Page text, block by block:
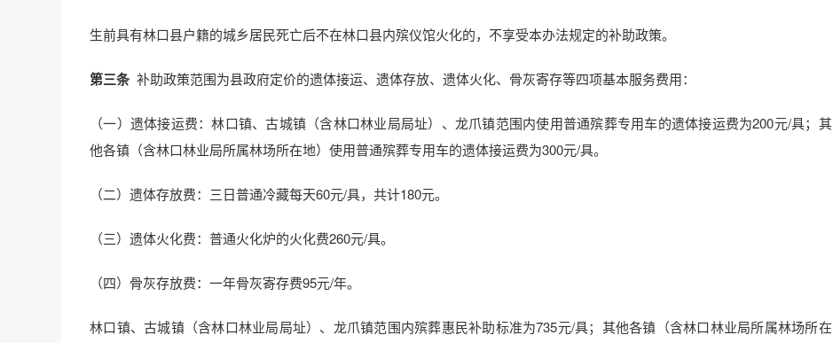
生前具有林口县户籍的城乡居民死亡后不在林口县内殡仪馆火化的，不享受本办法规定的补助政策。
第三条补助政策范围为县政府定价的遗体接运、遗体存放、遗体火化、骨灰寄存等四项基本服务费用：
（一）遗体接运费：林口镇、古城镇（含林口林业局局址）、龙爪镇范围内使用普通殡葬专用车的遗体接运费为200元/具；其
他各镇（含林口林业局所属林场所在地）使用普通殡葬专用车的遗体接运费为300元/具。
（二）遗体存放费：三日普通冷藏每天60元/具，共计180元。
（三）遗体火化费：普通火化炉的火化费260元/具。
（四）骨灰存放费：一年骨灰寄存费95元/年。
林口镇、古城镇（含林口林业局局址）、龙爪镇范围内殡葬惠民补助标准为735元/具；其他各镇（含林口林业局所属林场所在